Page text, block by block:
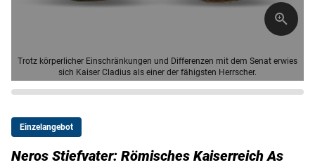
Trotz körperlicher Einschränkungen und Differenzen mit dem Senat erwies
sich Kaiser Cladius als einer der fähigsten Herrscher.
Einzelangebot
Neros Stiefvater: Römisches Kaiserreich As